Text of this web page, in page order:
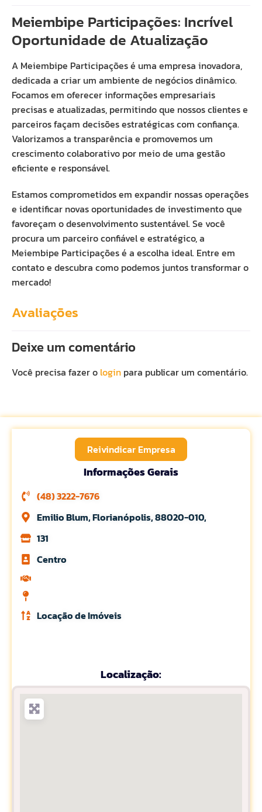
Meiembipe Participações: Incrível
Oportunidade de Atualização
A Meiembipe Participações é uma empresa inovadora,
dedicada a criar um ambiente de negócios dinâmico.
Focamos em oferecer informações empresariais
precisas e atualizadas, permitindo que nossos clientes e
parceiros façam decisões estratégicas com confiança.
Valorizamos a transparência e promovemos um
crescimento colaborativo por meio de uma gestão
eficiente e responsável.
Estamos comprometidos em expandir nossas operações
e identificar novas oportunidades de investimento que
favoreçam o desenvolvimento sustentável. Se você
procura um parceiro confiável e estratégico, a
Meiembipe Participações é a escolha ideal. Entre em
contato e descubra como podemos juntos transformar o
mercado!
Avaliações
Deixe um comentário
Você precisa fazer o login para publicar um comentário.
Reivindicar Empresa
Informações Gerais
(48) 3222-7676
Emilio Blum, Florianópolis, 88020-010,
131
Centro
Locação de Imóveis
Localização: